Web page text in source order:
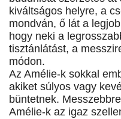
kiváltságos helyre, a
mondván, ő lát a
hogy neki a
tisztánlátást, a
módon.
Az Amélie-k sokkal
akiket súlyos vagy
büntetnek.
Amélie-k az igaz